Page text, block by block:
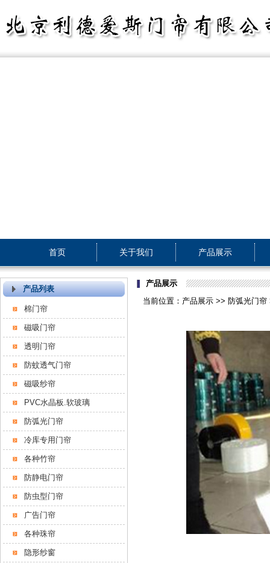
首页 关于我们 产品展示
产品列表
棉门帘
磁吸门帘
透明门帘
防蚊透气门帘
磁吸纱帘
PVC水晶板.软玻璃
防弧光门帘
冷库专用门帘
各种竹帘
防静电门帘
防虫型门帘
广告门帘
各种珠帘
隐形纱窗
产品展示
当前位置：产品展示 >> 防弧光门